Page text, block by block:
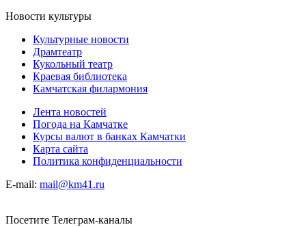
Новости культуры
Культурные новости
Драмтеатр
Кукольный театр
Краевая библиотека
Камчатская филармония
Лента новостей
Погода на Камчатке
Курсы валют в банках Камчатки
Карта сайта
Политика конфиденциальности
E-mail: mail@km41.ru
Посетите Телеграм-каналы